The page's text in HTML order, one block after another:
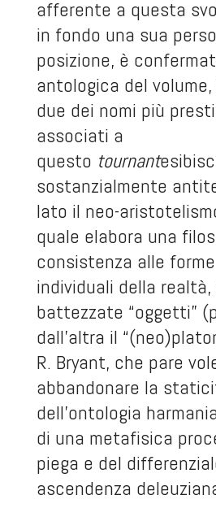
afferente a questa
in fondo una sua
posizione, è
antologica del
due dei nomi più
associati a
questo tournant
sostanzialmente
lato il neo-
quale elabora una
consistenza alle
individuali della realtà,
battezzate “oggetti”
dall’altra il
R. Bryant, che pare
abbandonare la
dell’ontologia
di una metafisica
piega e del
ascendenza